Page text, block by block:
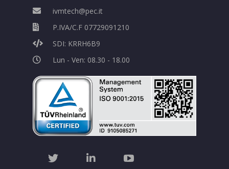
ivmtech@pec.it
P.IVA/C.F 07729091210
SDI: KRRH6B9
Lun - Ven: 08.30 - 18.00